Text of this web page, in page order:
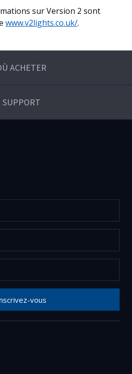
sur Version 2 sont
www.v2lights.co.uk/.
ACHETER
SUPPORT
vous